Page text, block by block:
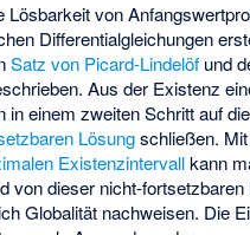
Lösbarkeit von
Differentialgleichungen
Satz von Picard-Lindelöf und
Aus der Existenz
in einem zweiten Schritt auf
Lösungschließen.
Existenzintervallkann
von dieser nicht-fortsetzbaren
Globalität nachweisen. Die